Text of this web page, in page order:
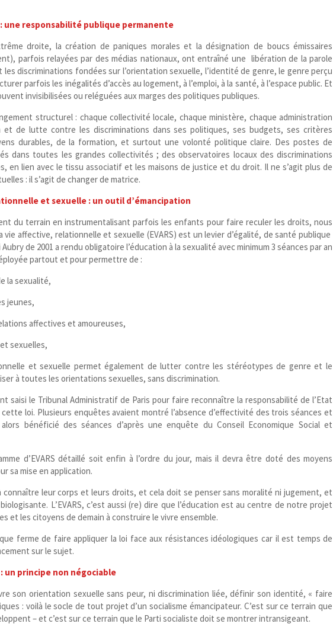
responsabilité publique permanente
droite, la création de paniques morales et la désignation de boucs émissaires
parfois relayées par des médias nationaux, ont entraîné une libération de la parole
discriminations fondées sur l’orientation sexuelle, l’identité de genre, le genre perçu
parfois les inégalités d’accès au logement, à l’emploi, à la santé, à l’espace public. Et
invisibilisées ou reléguées aux marges des politiques publiques.
structurel : chaque collectivité locale, chaque ministère, chaque administration
de lutte contre les discriminations dans ses politiques, ses budgets, ses critères
durables, de la formation, et surtout une volonté politique claire. Des postes de
dans toutes les grandes collectivités ; des observatoires locaux des discriminations
en lien avec le tissu associatif et les maisons de justice et du droit. Il ne s’agit plus de
: il s’agit de changer de matrice.
et sexuelle : un outil d’émancipation
du terrain en instrumentalisant parfois les enfants pour faire reculer les droits, nous
vie affective, relationnelle et sexuelle (EVARS) est un levier d’égalité, de santé publique
Aubry de 2001 a rendu obligatoire l’éducation à la sexualité avec minimum 3 séances par an
partout et pour permettre de :
la sexualité,
jeunes,
affectives et amoureuses,
sexuelles,
et sexuelle permet également de lutter contre les stéréotypes de genre et le
à toutes les orientations sexuelles, sans discrimination.
saisi le Tribunal Administratif de Paris pour faire reconnaître la responsabilité de l’Etat
loi. Plusieurs enquêtes avaient montré l’absence d’effectivité des trois séances et
bénéficié des séances d’après une enquête du Conseil Economique Social et
d’EVARS détaillé soit enfin à l’ordre du jour, mais il devra être doté des moyens
sa mise en application.
leur corps et leurs droits, et cela doit se penser sans moralité ni jugement, et
L’EVARS, c’est aussi (re) dire que l’éducation est au centre de notre projet
et les citoyens de demain à construire le vivre ensemble.
ferme de faire appliquer la loi face aux résistances idéologiques car il est temps de
sur le sujet.
un principe non négociable
son orientation sexuelle sans peur, ni discrimination liée, définir son identité, « faire
: voilà le socle de tout projet d’un socialisme émancipateur. C’est sur ce terrain que
– et c’est sur ce terrain que le Parti socialiste doit se montrer intransigeant.